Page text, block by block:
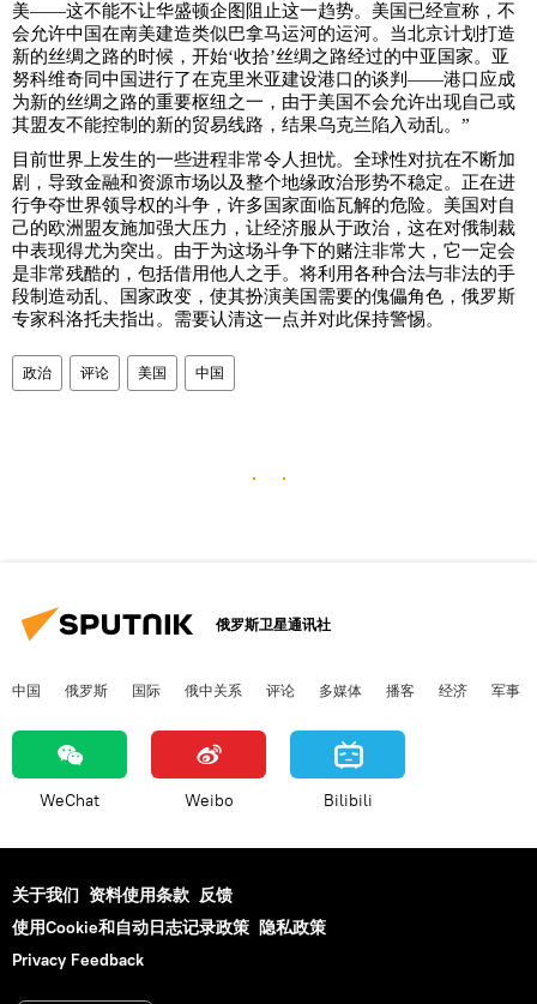
美——这不能不让华盛顿企图阻止这一趋势。美国已经宣称，不
会允许中国在南美建造类似巴拿马运河的运河。当北京计划打造
新的丝绸之路的时候，开始‘收拾’丝绸之路经过的中亚国家。亚
努科维奇同中国进行了在克里米亚建设港口的谈判——港口应成
为新的丝绸之路的重要枢纽之一，由于美国不会允许出现自己或
其盟友不能控制的新的贸易线路，结果乌克兰陷入动乱。”
目前世界上发生的一些进程非常令人担忧。全球性对抗在不断加
剧，导致金融和资源市场以及整个地缘政治形势不稳定。正在进
行争夺世界领导权的斗争，许多国家面临瓦解的危险。美国对自
己的欧洲盟友施加强大压力，让经济服从于政治，这在对俄制裁
中表现得尤为突出。由于为这场斗争下的赌注非常大，它一定会
是非常残酷的，包括借用他人之手。将利用各种合法与非法的手
段制造动乱、国家政变，使其扮演美国需要的傀儡角色，俄罗斯
专家科洛托夫指出。需要认清这一点并对此保持警惕。
政治 评论 美国 中国
俄罗斯卫星通讯社
中国 俄罗斯 国际 俄中关系 评论 多媒体 播客 经济 军事
WeChat Weibo Bilibili
关于我们 资料使用条款 反馈
使用Cookie和自动日志记录政策 隐私政策
Privacy Feedback